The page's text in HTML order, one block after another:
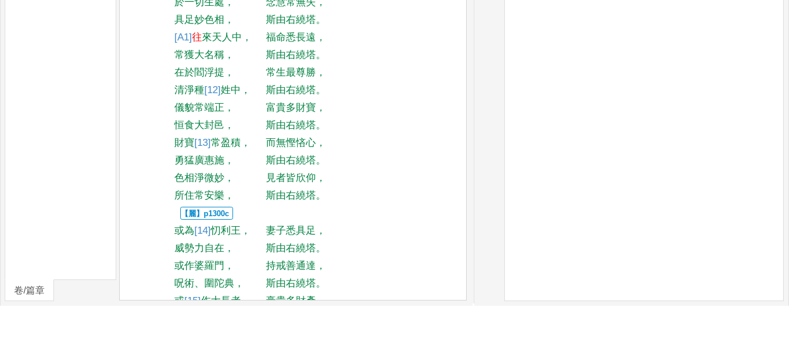
卷/篇章
具足妙色相 ， 斯由右繞塔。
[A1]往來天人中 ， 福命悉長遠 ，
常獲大名稱 ， 斯由右繞塔。
在於閻浮提 ， 常生最尊勝 ，
清淨種[12]姓中 ， 斯由右繞塔。
儀貌常端正 ， 富貴多財寶 ，
恒食大封邑 ， 斯由右繞塔。
財寶[13]常盈積 ， 而無慳悋心 ，
勇猛廣惠施 ， 斯由右繞塔。
色相淨微妙 ， 見者皆欣仰 ，
所住常安樂 ， 斯由右繞塔。
或為[14]忉利 王 ， 妻子悉具足 ，
威勢力自在 ， 斯由右繞塔。
或作婆羅門 ， 持戒善通達 ，
呪術、 圍陀典 ， 斯由右繞塔。
或[15]作大長者， 豪貴多財產，